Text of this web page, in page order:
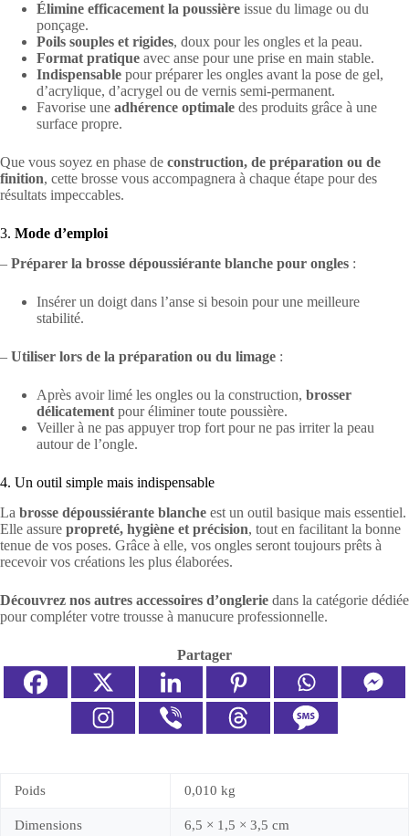
Élimine efficacement la poussière issue du limage ou du
ponçage.
Poils souples et rigides, doux pour les ongles et la peau.
Format pratique avec anse pour une prise en main stable.
Indispensable pour préparer les ongles avant la pose de gel,
d’acrylique, d’acrygel ou de vernis semi-permanent.
Favorise une adhérence optimale des produits grâce à une
surface propre.
Que vous soyez en phase de construction, de préparation ou de
finition, cette brosse vous accompagnera à chaque étape pour des
résultats impeccables.
3. Mode d’emploi
– Préparer la brosse dépoussiérante blanche pour ongles :
Insérer un doigt dans l’anse si besoin pour une meilleure
stabilité.
– Utiliser lors de la préparation ou du limage :
Après avoir limé les ongles ou la construction, brosser
délicatement pour éliminer toute poussière.
Veiller à ne pas appuyer trop fort pour ne pas irriter la peau
autour de l’ongle.
4. Un outil simple mais indispensable
La brosse dépoussiérante blanche est un outil basique mais essentiel.
Elle assure propreté, hygiène et précision, tout en facilitant la bonne
tenue de vos poses. Grâce à elle, vos ongles seront toujours prêts à
recevoir vos créations les plus élaborées.
Découvrez nos autres accessoires d’onglerie dans la catégorie dédiée
pour compléter votre trousse à manucure professionnelle.
Partager
Poids 0,010 kg
Dimensions 6,5 × 1,5 × 3,5 cm